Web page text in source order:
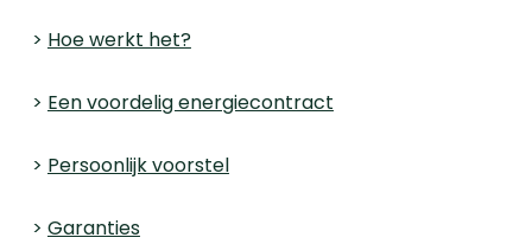
> Hoe werkt het?
> Een voordelig energiecontract
> Persoonlijk voorstel
> Garanties